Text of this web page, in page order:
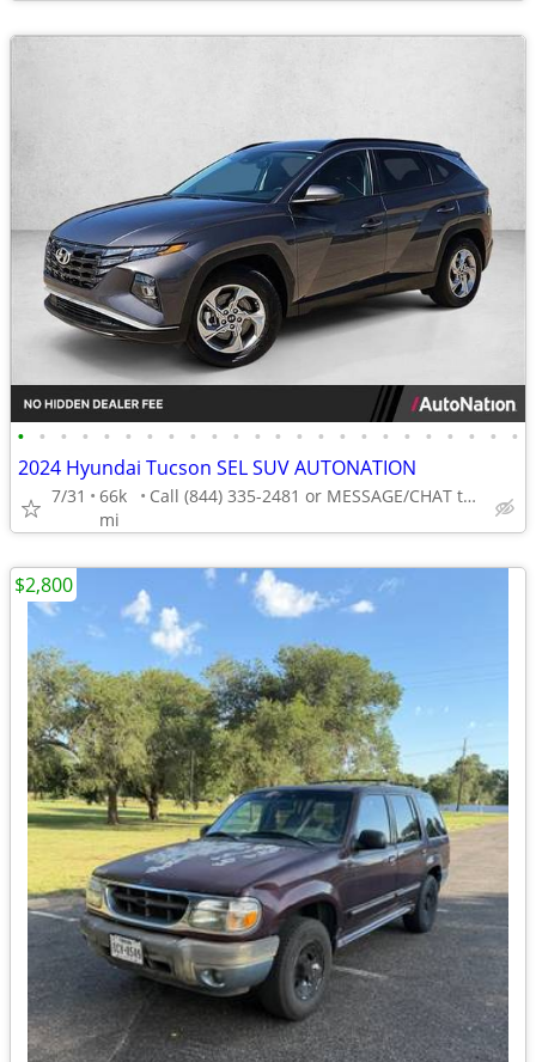
• • • • • • • • • • • • • • • • • • • • • • • •
2024 Hyundai Tucson SEL SUV AUTONATION
7/31
66k
mi
Call (844) 335-2481 or MESSAGE/CHAT to confirm availability
$2,800